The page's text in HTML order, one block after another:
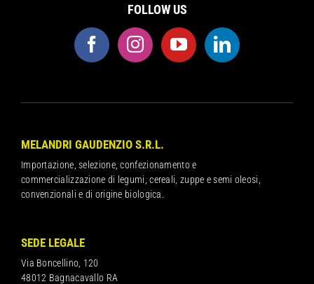
FOLLOW US
MELANDRI GAUDENZIO S.R.L.
Importazione, selezione, confezionamento e
commercializzazione di legumi, cereali, zuppe e semi oleosi,
convenzionali e di origine biologica.
SEDE LEGALE
Via Boncellino, 120
48012 Bagnacavallo RA